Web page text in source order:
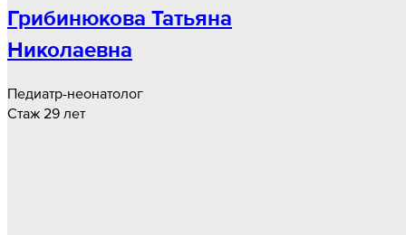
Грибинюкова Татьяна
Николаевна
Педиатр-неонатолог
Стаж 29 лет